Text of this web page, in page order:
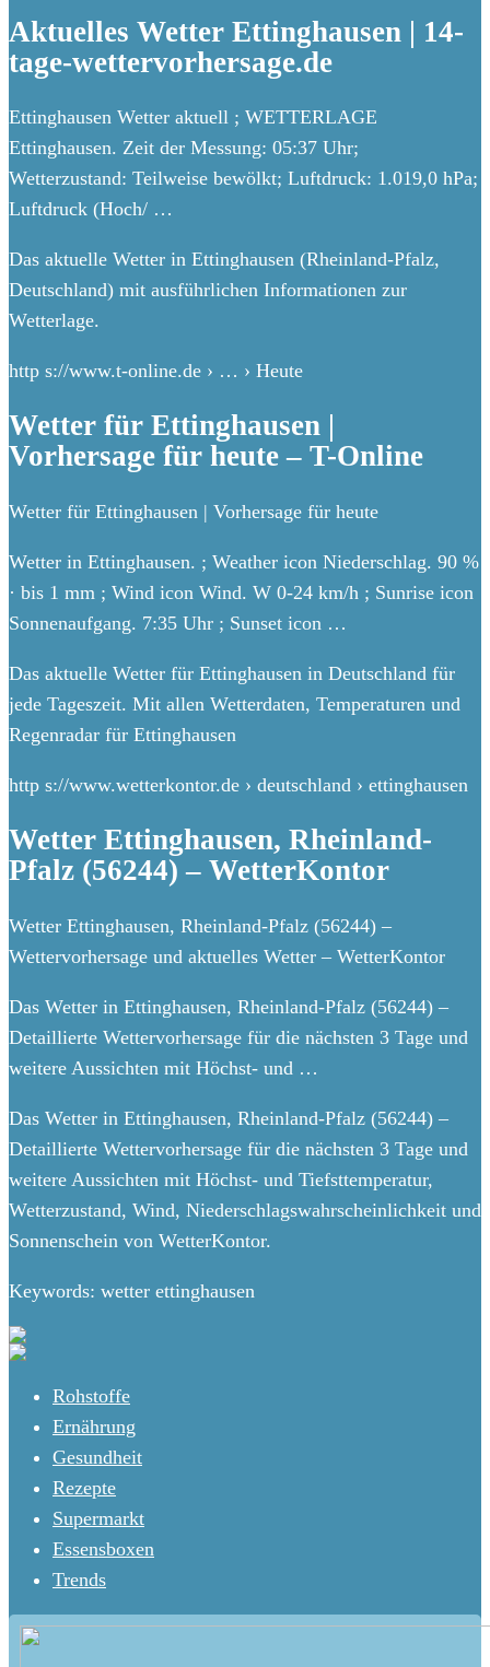
Aktuelles Wetter Ettinghausen | 14-
tage-wettervorhersage.de
Ettinghausen Wetter aktuell ; WETTERLAGE
Ettinghausen. Zeit der Messung: 05:37 Uhr;
Wetterzustand: Teilweise bewölkt; Luftdruck: 1.019,0 hPa;
Luftdruck (Hoch/ …
Das aktuelle Wetter in Ettinghausen (Rheinland-Pfalz,
Deutschland) mit ausführlichen Informationen zur
Wetterlage.
http s://www.t-online.de › … › Heute
Wetter für Ettinghausen |
Vorhersage für heute – T-Online
Wetter für Ettinghausen | Vorhersage für heute
Wetter in Ettinghausen. ; Weather icon Niederschlag. 90 %
· bis 1 mm ; Wind icon Wind. W 0-24 km/h ; Sunrise icon
Sonnenaufgang. 7:35 Uhr ; Sunset icon …
Das aktuelle Wetter für Ettinghausen in Deutschland für
jede Tageszeit. Mit allen Wetterdaten, Temperaturen und
Regenradar für Ettinghausen
http s://www.wetterkontor.de › deutschland › ettinghausen
Wetter Ettinghausen, Rheinland-
Pfalz (56244) – WetterKontor
Wetter Ettinghausen, Rheinland-Pfalz (56244) –
Wettervorhersage und aktuelles Wetter – WetterKontor
Das Wetter in Ettinghausen, Rheinland-Pfalz (56244) –
Detaillierte Wettervorhersage für die nächsten 3 Tage und
weitere Aussichten mit Höchst- und …
Das Wetter in Ettinghausen, Rheinland-Pfalz (56244) –
Detaillierte Wettervorhersage für die nächsten 3 Tage und
weitere Aussichten mit Höchst- und Tiefsttemperatur,
Wetterzustand, Wind, Niederschlagswahrscheinlichkeit und
Sonnenschein von WetterKontor.
Keywords: wetter ettinghausen
Rohstoffe
Ernährung
Gesundheit
Rezepte
Supermarkt
Essensboxen
Trends